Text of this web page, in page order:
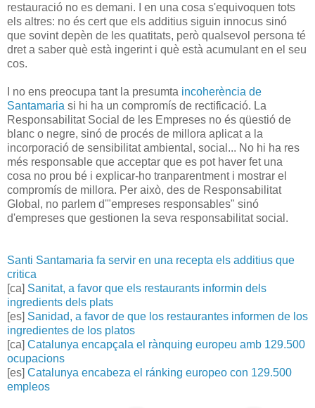
restauració no es demani. I en una cosa s'equivoquen tots
els altres: no és cert que els additius siguin innocus sinó
que sovint depèn de les quatitats, però qualsevol persona té
dret a saber què està ingerint i què està acumulant en el seu
cos.
I no ens preocupa tant la presumta incoherència de
Santamaria si hi ha un compromís de rectificació. La
Responsabilitat Social de les Empreses no és qüestió de
blanc o negre, sinó de procés de millora aplicat a la
incorporació de sensibilitat ambiental, social... No hi ha res
més responsable que acceptar que es pot haver fet una
cosa no prou bé i explicar-ho tranparentment i mostrar el
compromís de millora. Per això, des de Responsabilitat
Global, no parlem d'"empreses responsables" sinó
d'empreses que gestionen la seva responsabilitat social.
Santi Santamaria fa servir en una recepta els additius que
critica
[ca] Sanitat, a favor que els restaurants informin dels
ingredients dels plats
[es] Sanidad, a favor de que los restaurantes informen de los
ingredientes de los platos
[ca] Catalunya encapçala el rànquing europeu amb 129.500
ocupacions
[es] Catalunya encabeza el ránking europeo con 129.500
empleos